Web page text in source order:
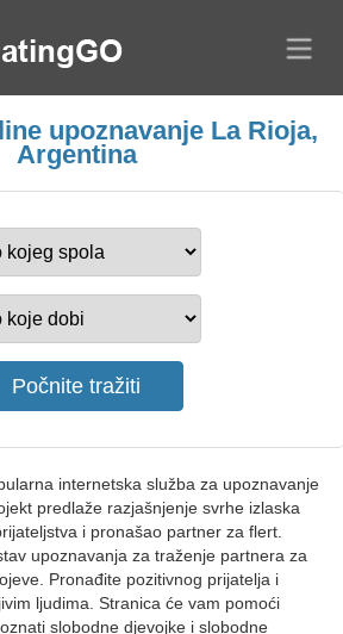
upoznavanje La Rioja,
Argentina
internetska služba za upoznavanje
predlaže razjašnjenje svrhe izlaska
i pronašao partner za flert.
upoznavanja za traženje partnera za
Pronađite pozitivnog prijatelja i
ljudima. Stranica će vam pomoći
slobodne djevojke i slobodne